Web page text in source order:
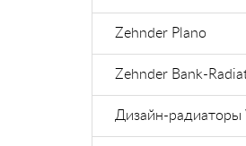
Zehnder Plano
Zehnder Bank-
Дизайн-радиаторы